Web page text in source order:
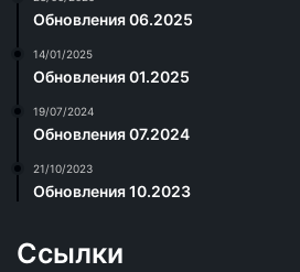
Обновления 06.2025
14/01/2025
Обновления 01.2025
19/07/2024
Обновления 07.2024
21/10/2023
Обновления 10.2023
Ссылки